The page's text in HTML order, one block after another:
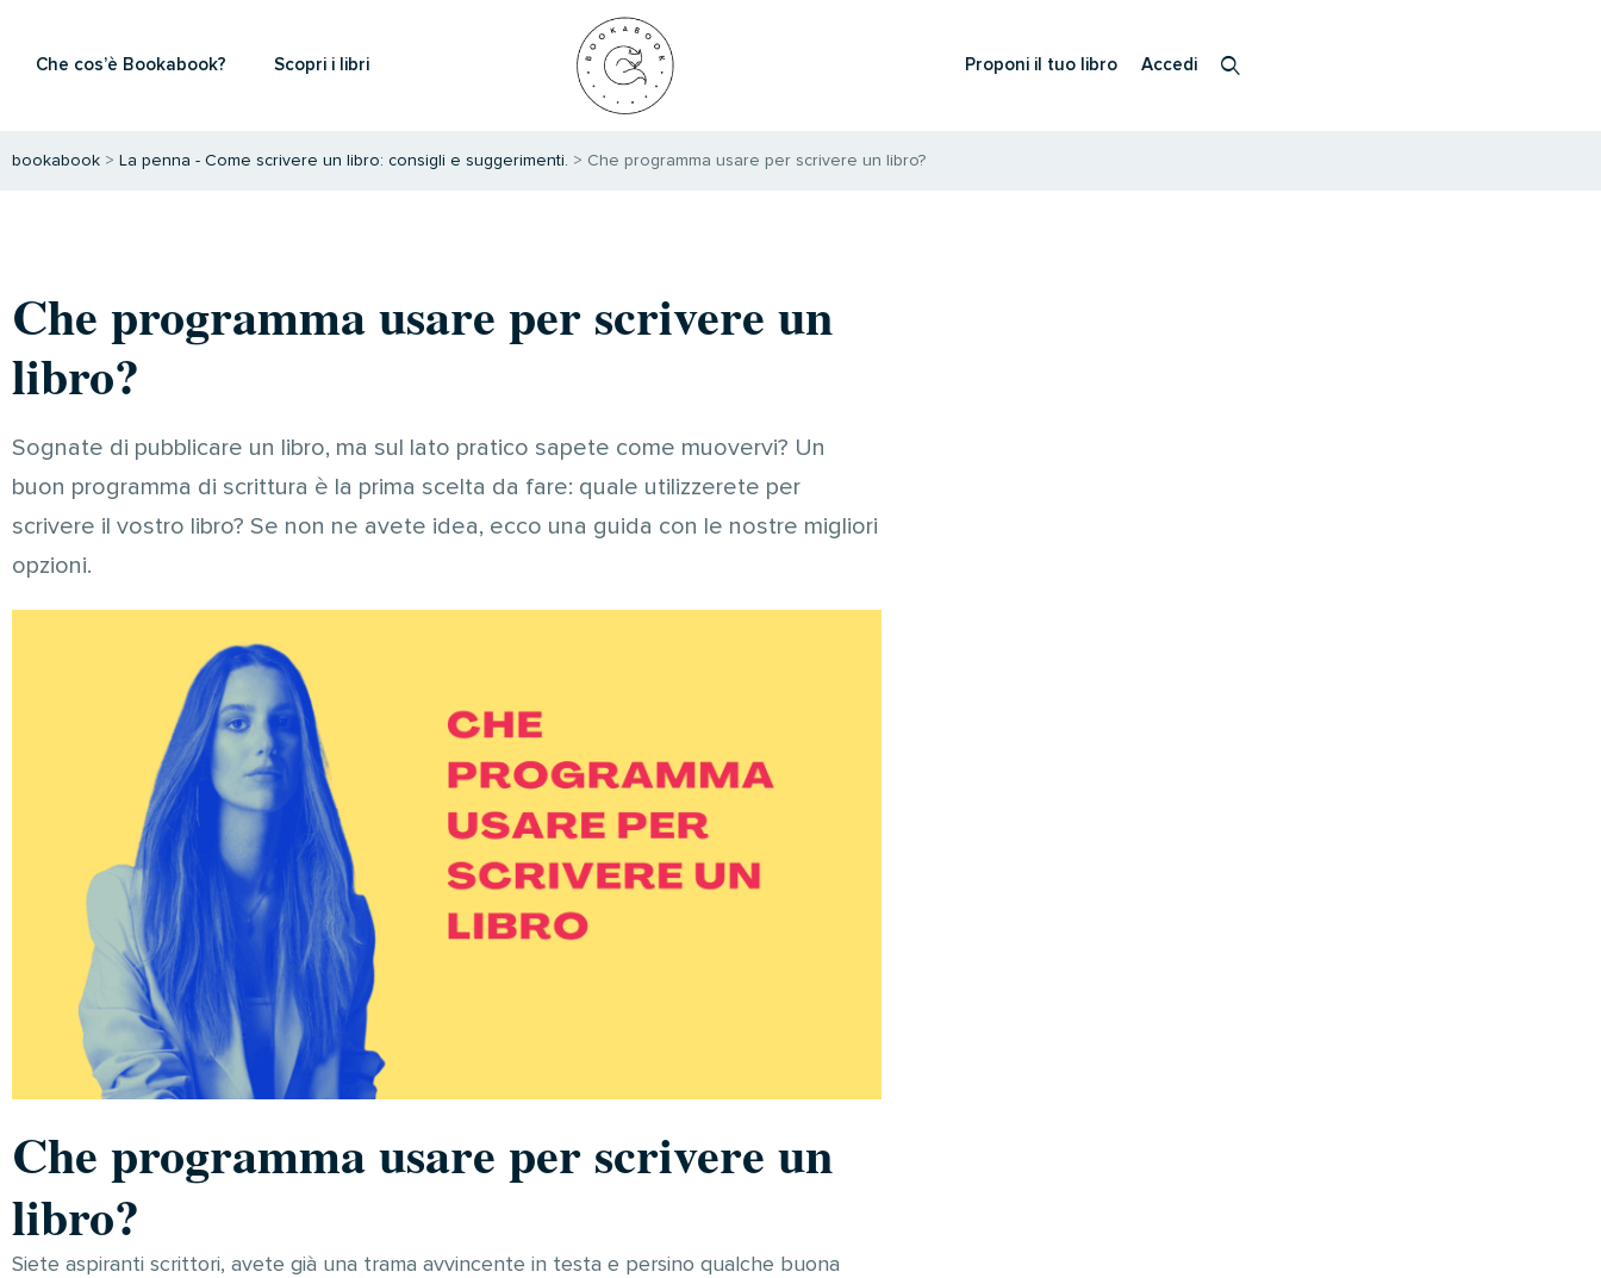
Che cos’è Bookabook? Scopri i libri Proponi il tuo libro Accedi
bookabook > La penna - Come scrivere un libro: consigli e suggerimenti. > Che programma usare per scrivere un libro?
Che programma usare per scrivere un
libro?
Sognate di pubblicare un libro, ma sul lato pratico sapete come muovervi? Un
buon programma di scrittura è la prima scelta da fare: quale utilizzerete per
scrivere il vostro libro? Se non ne avete idea, ecco una guida con le nostre migliori
opzioni.
Che programma usare per scrivere un
libro?
Siete aspiranti scrittori, avete già una trama avvincente in testa e persino qualche buona